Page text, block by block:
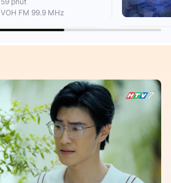
VOH FM 99.9 MHz